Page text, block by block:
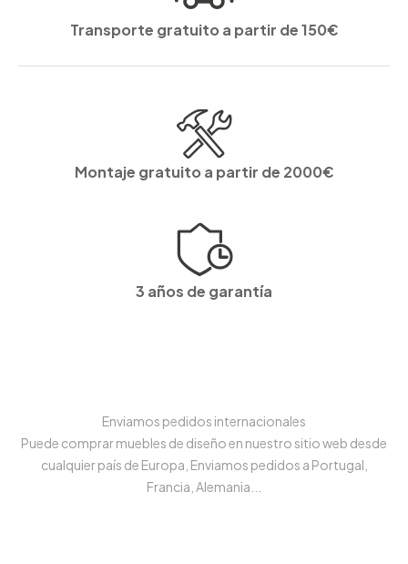
Transporte gratuito a partir de 150€
Montaje gratuito a partir de 2000€
3 años de garantía
Enviamos pedidos internacionales
Puede comprar muebles de diseño en nuestro sitio web desde
cualquier país de Europa, Enviamos pedidos a Portugal,
Francia, Alemania...